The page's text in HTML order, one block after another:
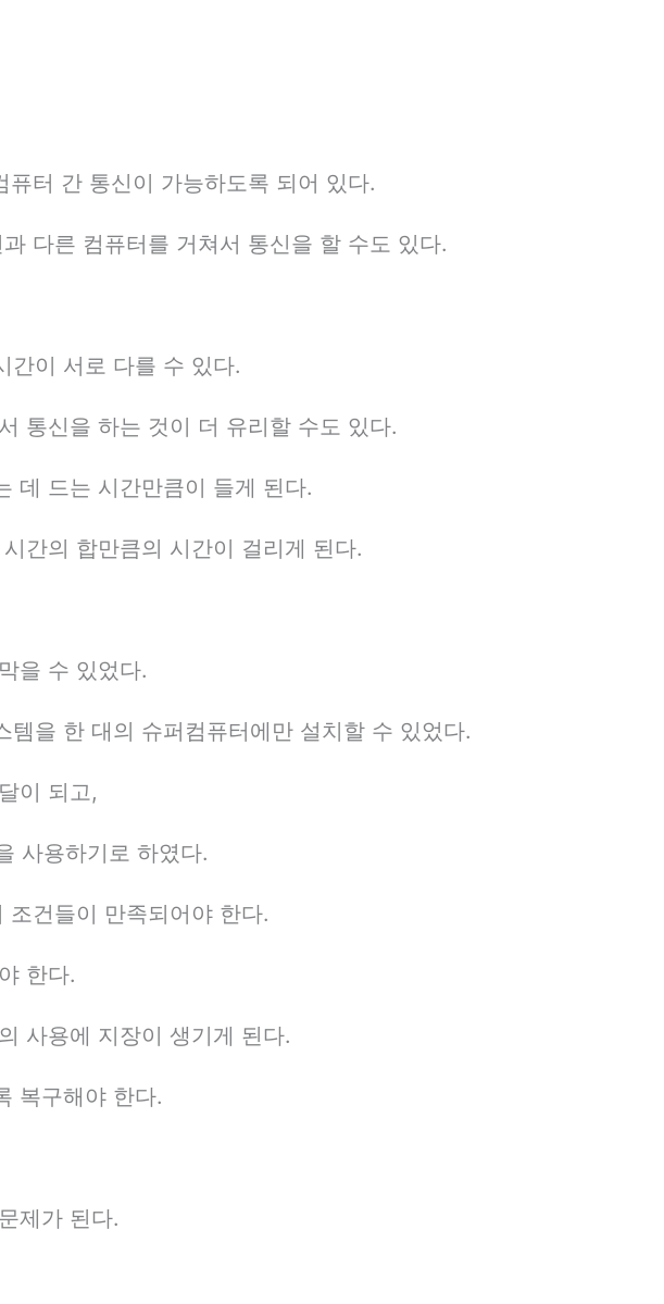
터 간 통신이 가능하도록 되어 있다.
다른 컴퓨터를 거쳐서 통신을 할 수도 있다.
간이 서로 다를 수 있다.
통신을 하는 것이 더 유리할 수도 있다.
데 드는 시간만큼이 들게 된다.
간의 합만큼의 시간이 걸리게 된다.
을 수 있었다.
을 한 대의 슈퍼컴퓨터에만 설치할 수 있었다.
이 되고,
사용하기로 하였다.
건들이 만족되어야 한다.
한다.
사용에 지장이 생기게 된다.
복구해야 한다.
제가 된다.